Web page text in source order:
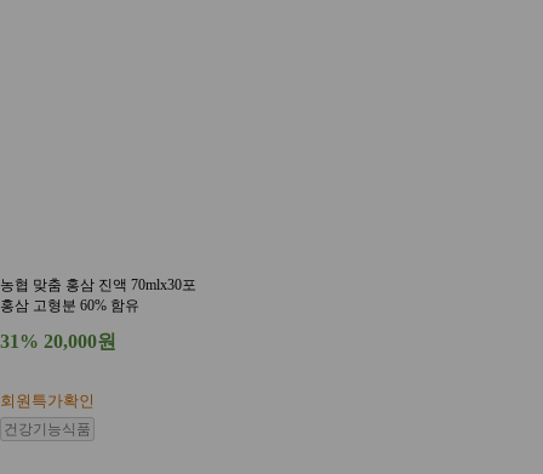
농협 맞춤 홍삼 진액 70mlx30포
홍삼 고형분 60% 함유
31% 20,000원
회원특가확인
건강기능식품